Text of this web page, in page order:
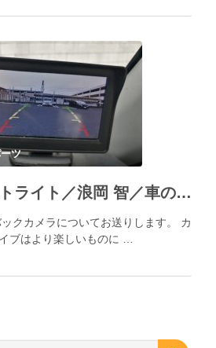
ツ
株式会社ジャストライト／浪岡 智／車のバックカメラ
クカメラについてお送りします。 カ
ブはより楽しいものに …